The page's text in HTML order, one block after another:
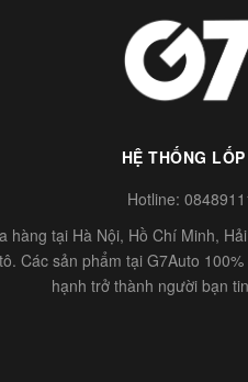
HỆ THỐNG
Hotline:
hàng tại Hà Nội, Hồ Chí Minh,
Các sản phẩm tại G7Auto
hạnh trở thành người bạn